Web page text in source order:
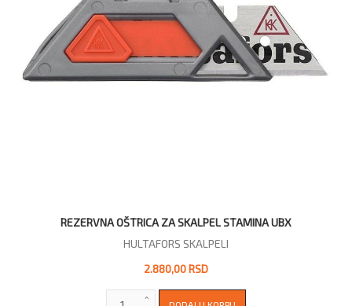
REZERVNA OŠTRICA ZA SKALPEL STAMINA UBX
HULTAFORS SKALPELI
2.880,00 RSD